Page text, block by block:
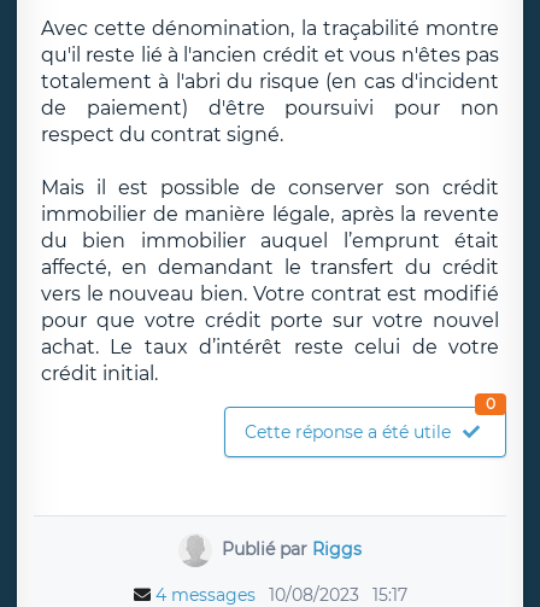
Avec cette dénomination, la traçabilité montre
qu'il reste lié à l'ancien crédit et vous n'êtes pas
totalement à l'abri du risque (en cas d'incident
de paiement) d'être poursuivi pour non
respect du contrat signé.
Mais il est possible de conserver son crédit
immobilier de manière légale, après la revente
du bien immobilier auquel l’emprunt était
affecté, en demandant le transfert du crédit
vers le nouveau bien. Votre contrat est modifié
pour que votre crédit porte sur votre nouvel
achat. Le taux d’intérêt reste celui de votre
crédit initial.
Cette réponse a été utile
0
Publié par Riggs
4 messages 10/08/2023 15:17